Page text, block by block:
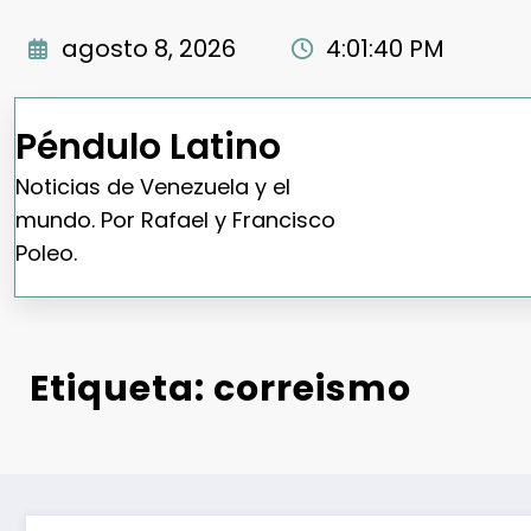
agosto 8, 2026 4:01:41 PM
Péndulo Latino
Noticias de Venezuela y el
mundo. Por Rafael y Francisco
Poleo.
Etiqueta: correismo